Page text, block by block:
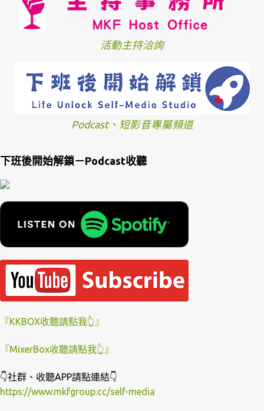
活動主持洽詢
Podcast、短影音專屬頻道
下班後開始解鎖－Podcast收聽
『KKBOX收聽請點我👆』
『MixerBox收聽請點我👆』
👇社群、收聽APP請點連結👇
https://www.mkfgroup.cc/self-media